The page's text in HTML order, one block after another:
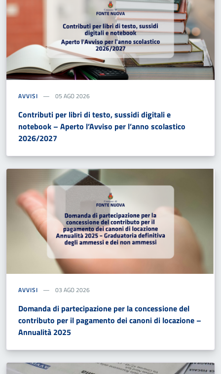
AVVISI 05 AGO 2026
Contributi per libri di testo, sussidi digitali e
notebook – Aperto l’Avviso per l’anno scolastico
2026/2027
AVVISI 03 AGO 2026
Domanda di partecipazione per la concessione del
contributo per il pagamento dei canoni di locazione –
Annualità 2025